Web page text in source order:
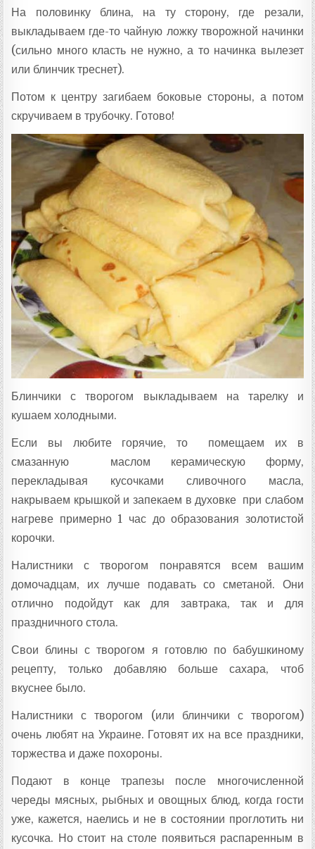
На половинку блина, на ту сторону, где резали,
выкладываем где-то чайную ложку творожной начинки
(сильно много класть не нужно, а то начинка вылезет
или блинчик треснет).
Потом к центру загибаем боковые стороны, а потом
скручиваем в трубочку. Готово!
Блинчики с творогом выкладываем на тарелку и
кушаем холодными.
Если вы любите горячие, то помещаем их в
смазанную маслом керамическую форму,
перекладывая кусочками сливочного масла,
накрываем крышкой и запекаем в духовке при слабом
нагреве примерно 1 час до образования золотистой
корочки.
Налистники с творогом понравятся всем вашим
домочадцам, их лучше подавать со сметаной. Они
отлично подойдут как для завтрака, так и для
праздничного стола.
Свои блины с творогом я готовлю по бабушкиному
рецепту, только добавляю больше сахара, чтоб
вкуснее было.
Налистники с творогом (или блинчики с творогом)
очень любят на Украине. Готовят их на все праздники,
торжества и даже похороны.
Подают в конце трапезы после многочисленной
череды мясных, рыбных и овощных блюд, когда гости
уже, кажется, наелись и не в состоянии проглотить ни
кусочка. Но стоит на столе появиться распаренным в